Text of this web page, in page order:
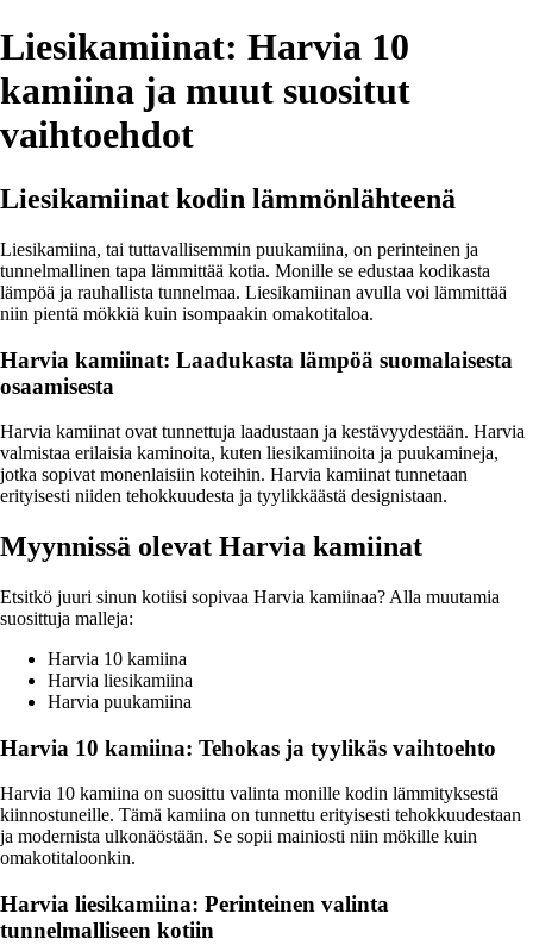
Liesikamiinat: Harvia 10
kamiina ja muut suositut
vaihtoehdot
Liesikamiinat kodin lämmönlähteenä
Liesikamiina, tai tuttavallisemmin puukamiina, on perinteinen ja
tunnelmallinen tapa lämmittää kotia. Monille se edustaa kodikasta
lämpöä ja rauhallista tunnelmaa. Liesikamiinan avulla voi lämmittää
niin pientä mökkiä kuin isompaakin omakotitaloa.
Harvia kamiinat: Laadukasta lämpöä suomalaisesta
osaamisesta
Harvia kamiinat ovat tunnettuja laadustaan ja kestävyydestään. Harvia
valmistaa erilaisia kaminoita, kuten liesikamiinoita ja puukamineja,
jotka sopivat monenlaisiin koteihin. Harvia kamiinat tunnetaan
erityisesti niiden tehokkuudesta ja tyylikkäästä designistaan.
Myynnissä olevat Harvia kamiinat
Etsitkö juuri sinun kotiisi sopivaa Harvia kamiinaa? Alla muutamia
suosittuja malleja:
Harvia 10 kamiina
Harvia liesikamiina
Harvia puukamiina
Harvia 10 kamiina: Tehokas ja tyylikäs vaihtoehto
Harvia 10 kamiina on suosittu valinta monille kodin lämmityksestä
kiinnostuneille. Tämä kamiina on tunnettu erityisesti tehokkuudestaan
ja modernista ulkonäöstään. Se sopii mainiosti niin mökille kuin
omakotitaloonkin.
Harvia liesikamiina: Perinteinen valinta
tunnelmalliseen kotiin